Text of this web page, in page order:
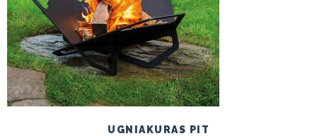
UGNIAKURAS PIT